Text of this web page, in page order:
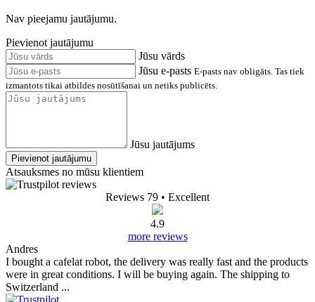
Nav pieejamu jautājumu.
Pievienot jautājumu
Jūsu vārds
Jūsu e-pasts E-pasts nav obligāts. Tas tiek
izmantots tikai atbildes nosūtīšanai un netiks publicēts.
Jūsu jautājums
Pievienot jautājumu
Atsauksmes no mūsu klientiem
Reviews 79 • Excellent
4.9
more reviews
Andres
I bought a cafelat robot, the delivery was really fast and the products
were in great conditions. I will be buying again. The shipping to
Switzerland ...